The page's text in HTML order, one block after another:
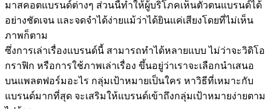
มาสคอตแบรนด์ต่างๆ ส่วนนี้ทำให้ผู้บริโภคเห็นตัวตนแบรนด์ได้
อย่างชัดเจน และจดจำได้ง่ายแม้ว่าได้ยินแค่เสียงโดยที่ไม่เห็น
ภาพก็ตาม
ซึ่งการเล่าเรื่องแบรนด์นี้ สามารถทำได้หลายแบบ ไม่ว่าจะวิดิโอ
กราฟิก หรือการใช้ภาพเล่าเรื่อง ขึ้นอยู่ว่าเราจะเลือกนำเสนอ
บนแพลตฟอร์มอะไร กลุ่มเป้าหมายเป็นใคร หาวิธีที่เหมาะกับ
แบรนด์มากที่สุด จะเสริมให้แบรนด์เข้าถึงกลุ่มเป้าหมายง่ายตาม